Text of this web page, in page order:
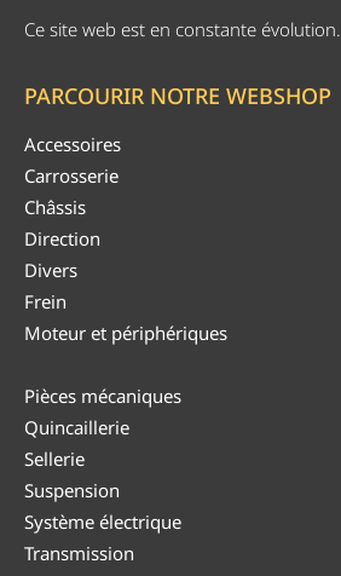
Ce site web est en constante évolution.
PARCOURIR NOTRE WEBSHOP
Accessoires
Carrosserie
Châssis
Direction
Divers
Frein
Moteur et périphériques
Pièces mécaniques
Quincaillerie
Sellerie
Suspension
Système électrique
Transmission